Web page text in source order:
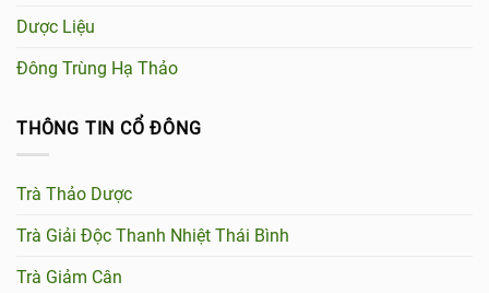
Dược Liệu
Đông Trùng Hạ Thảo
THÔNG TIN CỔ ĐÔNG
Trà Thảo Dược
Trà Giải Độc Thanh Nhiệt Thái Bình
Trà Giảm Cân